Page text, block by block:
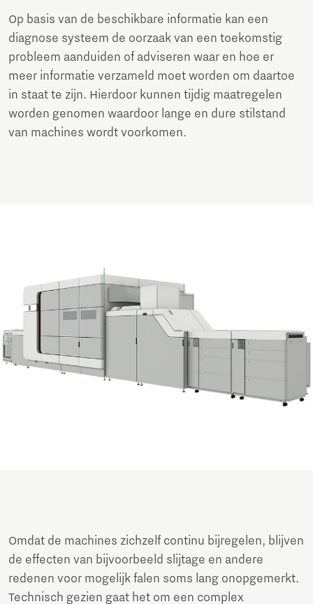
Op basis van de beschikbare informatie kan een
diagnose systeem de oorzaak van een toekomstig
probleem aanduiden of adviseren waar en hoe er
meer informatie verzameld moet worden om daartoe
in staat te zijn. Hierdoor kunnen tijdig maatregelen
worden genomen waardoor lange en dure stilstand
van machines wordt voorkomen.
Omdat de machines zichzelf continu bijregelen, blijven
de effecten van bijvoorbeeld slijtage en andere
redenen voor mogelijk falen soms lang onopgemerkt.
Technisch gezien gaat het om een complex